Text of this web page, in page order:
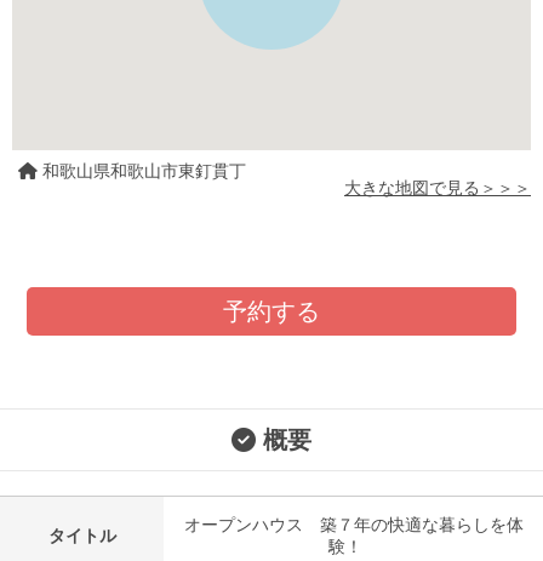
和歌山県和歌山市東釘貫丁
大きな地図で見る＞＞＞
予約する
概要
タイトル
オープンハウス 築７年の快適な暮らしを体
験！